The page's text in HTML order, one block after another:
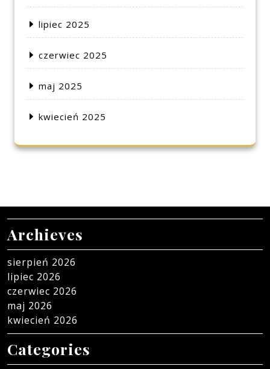
lipiec 2025
czerwiec 2025
maj 2025
kwiecień 2025
Archieves
sierpień 2026
lipiec 2026
czerwiec 2026
maj 2026
kwiecień 2026
Categories